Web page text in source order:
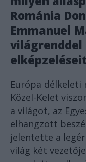
Románia
Emmanuel
világrenddel
Európa délkeleti
Közel-Kelet
a világot, az
elhangzott
jelentette a
világ két